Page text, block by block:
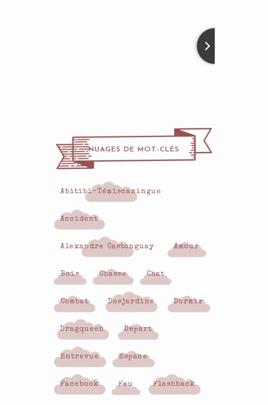
NUAGES DE MOT-CLÉS
Abitibi-Témiscamingue
Accident
Alexandre Castonguay Amour
Bois Chasse Chat
Combat Desjardins Dormir
Dragqueen Départ
Entrevue Espace
Facebook Feu Flashback